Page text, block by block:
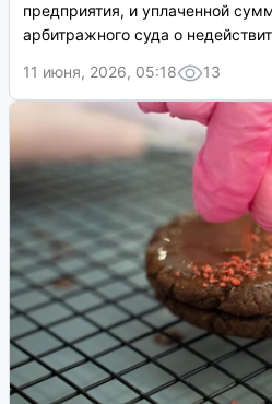
предприятия, и уплаченной
арбитражного суда о
11 июня, 2026, 05:18
13